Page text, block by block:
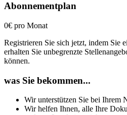
Abonnementplan
0€ pro Monat
Registrieren Sie sich jetzt, indem Sie
erhalten Sie unbegrenzte
können.
was Sie bekommen...
Wir unterstützen Sie bei Ihrem
Wir helfen Ihnen, alle Ihre